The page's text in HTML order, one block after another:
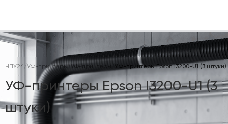
ЧПУ24/УФ-принтеры/УФ-принтеры УФ-принтеры Epson I3200-U1 (3 штуки)
УФ-принтеры Epson I3200-U1 (3
штуки)